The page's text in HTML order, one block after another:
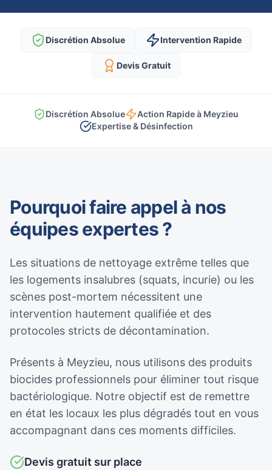
Discrétion Absolue Intervention Rapide
Devis Gratuit
Discrétion Absolue
Action Rapide à Meyzieu
Expertise & Désinfection
Pourquoi faire appel à nos
équipes expertes ?
Les situations de nettoyage extrême telles que
les logements insalubres (squats, incurie) ou les
scènes post-mortem nécessitent une
intervention hautement qualifiée et des
protocoles stricts de décontamination.
Présents à Meyzieu, nous utilisons des produits
biocides professionnels pour éliminer tout risque
bactériologique. Notre objectif est de remettre
en état les locaux les plus dégradés tout en vous
accompagnant dans ces moments difficiles.
Devis gratuit sur place